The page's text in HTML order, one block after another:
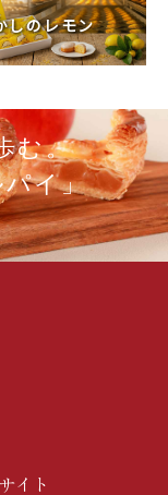
しのレモン
む。
パイ」
イト